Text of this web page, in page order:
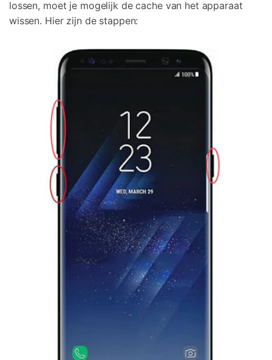
lossen, moet je mogelijk de cache van het apparaat
wissen. Hier zijn de stappen: